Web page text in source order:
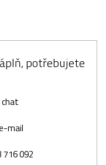
potřebujete
mail
716 092